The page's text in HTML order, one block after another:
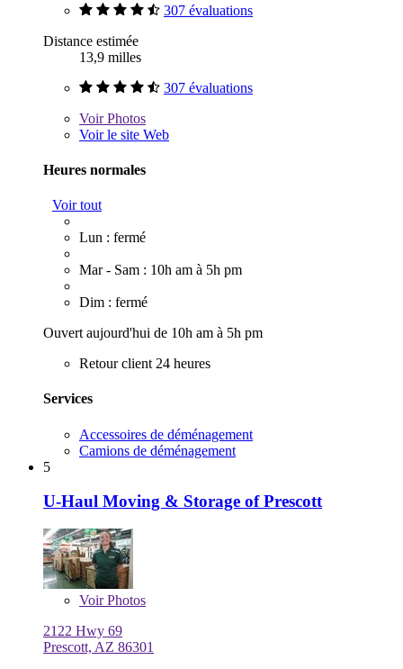
307 évaluations
Distance estimée
13,9 milles
307 évaluations
VoirPhotos
Voir le site Web
Heures normales
Voir tout
Lun : fermé
Mar - Sam : 10h am à 5h pm
Dim : fermé
Ouvert aujourd'hui de 10h am à 5h pm
Retour client 24 heures
Services
Accessoires de déménagement
Camions de déménagement
5
U-Haul Moving & Storage of Prescott
VoirPhotos
2122 Hwy 69
Prescott, AZ 86301